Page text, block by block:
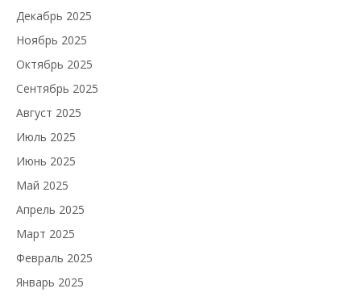
Декабрь 2025
Ноябрь 2025
Октябрь 2025
Сентябрь 2025
Август 2025
Июль 2025
Июнь 2025
Май 2025
Апрель 2025
Март 2025
Февраль 2025
Январь 2025